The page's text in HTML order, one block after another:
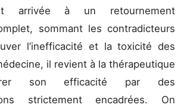
arrivée à un retournement
sommant les contradicteurs
l’inefficacité et la toxicité des
il revient à la thérapeutique
son efficacité par des
strictement encadrées. On